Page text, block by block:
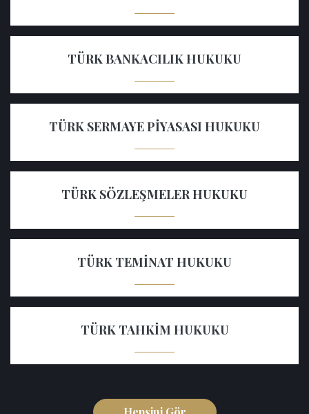
TÜRK BANKACILIK HUKUKU
TÜRK SERMAYE PIYASASI HUKUKU
TÜRK SÖZLEŞMELER HUKUKU
TÜRK TEMINAT HUKUKU
TÜRK TAHKIM HUKUKU